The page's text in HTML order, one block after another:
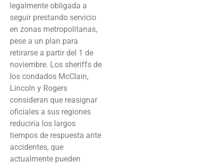
legalmente obligada a
seguir prestando servicio
en zonas metropolitanas,
pese a un plan para
retirarse a partir del 1 de
noviembre. Los sheriffs de
los condados McClain,
Lincoln y Rogers
consideran que reasignar
oficiales a sus regiones
reduciría los largos
tiempos de respuesta ante
accidentes, que
actualmente pueden